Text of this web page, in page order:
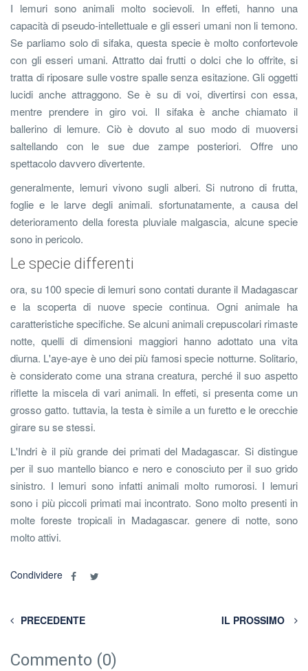
I lemuri sono animali molto socievoli. In effeti, hanno una
capacità di pseudo-intellettuale e gli esseri umani non li temono.
Se parliamo solo di sifaka, questa specie è molto confortevole
con gli esseri umani. Attratto dai frutti o dolci che lo offrite, si
tratta di riposare sulle vostre spalle senza esitazione. Gli oggetti
lucidi anche attraggono. Se è su di voi, divertirsi con essa,
mentre prendere in giro voi. Il sifaka è anche chiamato il
ballerino di lemure. Ciò è dovuto al suo modo di muoversi
saltellando con le sue due zampe posteriori. Offre uno
spettacolo davvero divertente.
generalmente, lemuri vivono sugli alberi. Si nutrono di frutta,
foglie e le larve degli animali. sfortunatamente, a causa del
deterioramento della foresta pluviale malgascia, alcune specie
sono in pericolo.
Le specie differenti
ora, su 100 specie di lemuri sono contati durante il Madagascar
e la scoperta di nuove specie continua. Ogni animale ha
caratteristiche specifiche. Se alcuni animali crepuscolari rimaste
notte, quelli di dimensioni maggiori hanno adottato una vita
diurna. L'aye-aye è uno dei più famosi specie notturne. Solitario,
è considerato come una strana creatura, perché il suo aspetto
riflette la miscela di vari animali. In effeti, si presenta come un
grosso gatto. tuttavia, la testa è simile a un furetto e le orecchie
girare su se stessi.
L'Indri è il più grande dei primati del Madagascar. Si distingue
per il suo mantello bianco e nero e conosciuto per il suo grido
sinistro. I lemuri sono infatti animali molto rumorosi. I lemuri
sono i più piccoli primati mai incontrato. Sono molto presenti in
molte foreste tropicali in Madagascar. genere di notte, sono
molto attivi.
Condividere
PRECEDENTE IL PROSSIMO
Commento (0)